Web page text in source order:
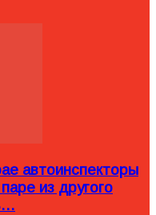
автоинспекторы
из другого